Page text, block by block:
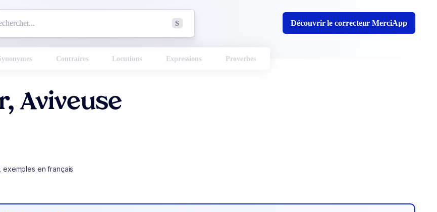
S Découvrir le correcteur MerciApp
Contraires Locutions Expressions Proverbes
Aviveuse
exemples en français